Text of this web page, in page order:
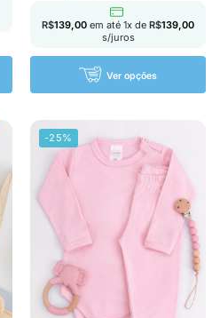
R$139,00 em até 1x de R$139,00
s/juros
Ver opções
-25%